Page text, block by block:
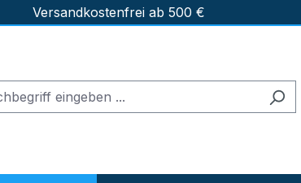
Versandkostenfrei ab 500 €